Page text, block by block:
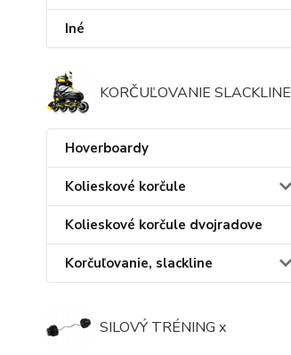
Iné
KORČUĽOVANIE SLACKLINE
Hoverboardy
Kolieskové korčule
Kolieskové korčule dvojradove
Korčuľovanie, slackline
SILOVÝ TRÉNING x